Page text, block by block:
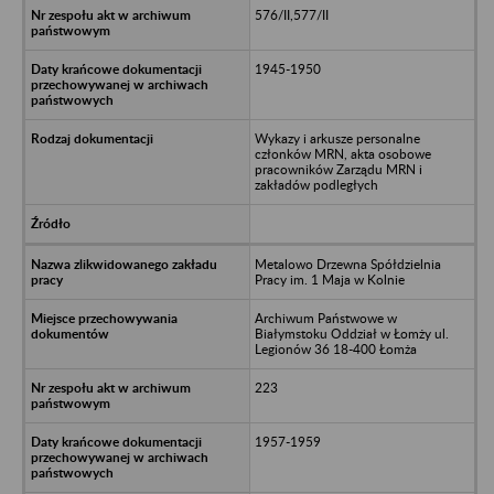
576/II,577/II
1945-1950
Wykazy i arkusze personalne
członków MRN, akta osobowe
pracowników Zarządu MRN i
zakładów podległych
Metalowo Drzewna Spółdzielnia
Pracy im. 1 Maja w Kolnie
Archiwum Państwowe w
Białymstoku Oddział w Łomży ul.
Legionów 36 18-400 Łomża
223
1957-1959